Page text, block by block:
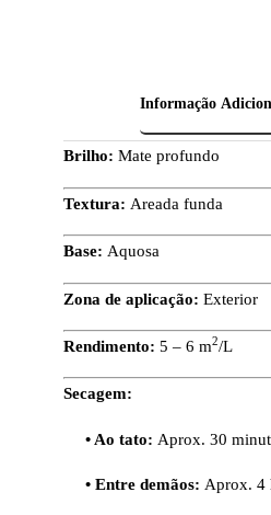
Informação
Brilho: Mate profundo
Textura: Areada funda
Base: Aquosa
Zona de aplicação: Exterior
Rendimento: 5 – 6 m2/L
Secagem:
• Ao tato: Aprox. 30
• Entre demãos: Aprox. 4